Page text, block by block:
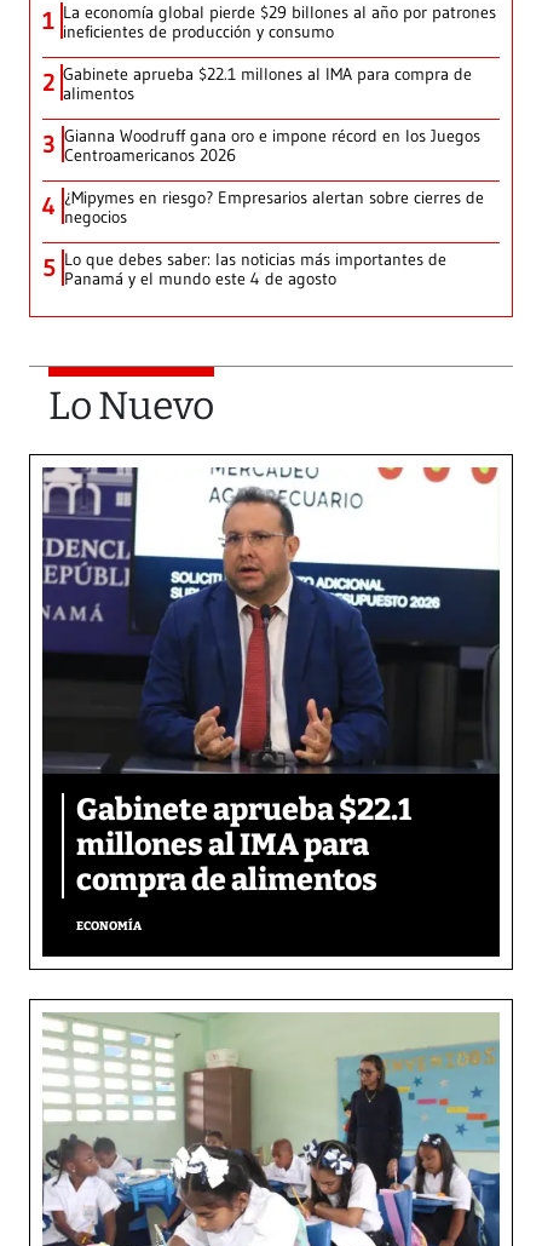
1 La economía global pierde $29 billones al año por patrones
ineficientes de producción y consumo
2 Gabinete aprueba $22.1 millones al IMA para compra de
alimentos
3 Gianna Woodruff gana oro e impone récord en los Juegos
Centroamericanos 2026
4 ¿Mipymes en riesgo? Empresarios alertan sobre cierres de
negocios
5 Lo que debes saber: las noticias más importantes de
Panamá y el mundo este 4 de agosto
Lo Nuevo
Gabinete aprueba $22.1
millones al IMA para
compra de alimentos
ECONOMÍA